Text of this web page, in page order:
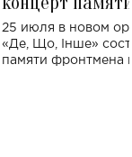
Клименко:
исполнят песни
25 июля в новом
«Де, Що, Інше»
памяти фронтмена